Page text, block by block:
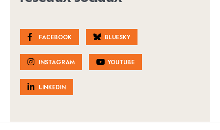
FACEBOOK BLUESKY
INSTAGRAM YOUTUBE
LINKEDIN